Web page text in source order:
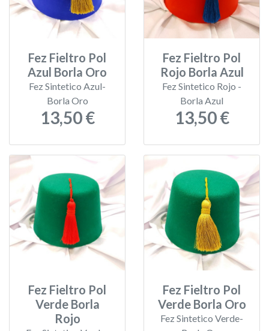
Fez Fieltro Pol
Azul Borla Oro
Fez Sintetico Azul-
Borla Oro
13,50 €
Fez Fieltro Pol
Rojo Borla Azul
Fez Sintetico Rojo -
Borla Azul
13,50 €
Fez Fieltro Pol
Verde Borla
Rojo
Fez Fieltro Pol
Verde Borla Oro
Fez Sintetico Verde-